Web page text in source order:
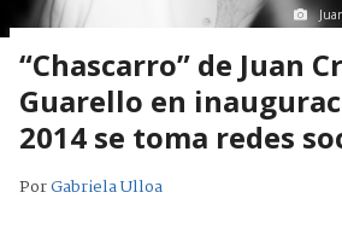
“Chascarro” de Juan
Guarello en
2014 se toma redes
PorGabriela Ulloa